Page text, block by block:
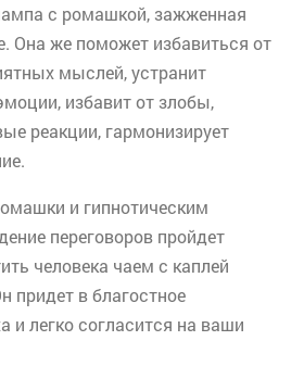
с ромашкой, зажженная
Она же поможет избавиться от
мыслей, устранит
избавит от злобы,
реакции, гармонизирует
и гипнотическим
переговоров пройдет
человека чаем с каплей
придет в благостное
и легко согласится на ваши